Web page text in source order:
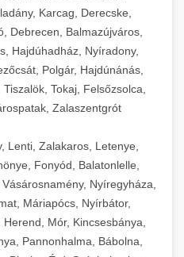
Karcag, Derecske,
Debrecen, Balmazújváros,
Hajdúhadház, Nyíradony,
Polgár, Hajdúnánás,
Tokaj, Felsőzsolca,
Zalaszentgrót
Lenti, Zalakaros, Letenye,
Fonyód, Balatonlelle,
Nyíregyháza,
Máriapócs, Nyírbátor,
Mór, Kincsesbánya,
Pannonhalma, Bábolna,